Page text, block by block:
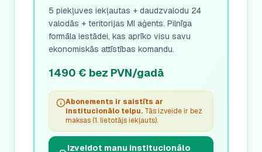
5 piekļuves iekļautas + daudzvalodu 24
valodās + teritorijas MI aģents. Pilnīga
formāla iestādei, kas aprīko visu savu
ekonomiskās attīstības komandu.
1490 € bez PVN/gadā
Abonements ir saistīts ar
institucionālo telpu. Tās izveide ir bez
maksas (1. lietotājs iekļauts).
Izveidot manu institucionālo